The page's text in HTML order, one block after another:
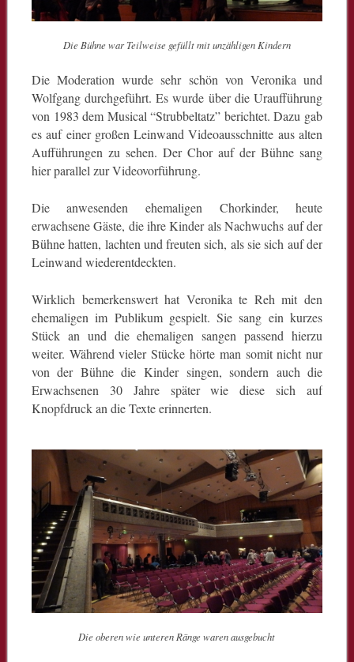
Die Bühne war Teilweise gefüllt mit unzähligen Kindern
Die Moderation wurde sehr schön von Veronika und
Wolfgang durchgeführt. Es wurde über die Uraufführung
von 1983 dem Musical “Strubbeltatz” berichtet. Dazu gab
es auf einer großen Leinwand Videoausschnitte aus alten
Aufführungen zu sehen. Der Chor auf der Bühne sang
hier parallel zur Videovorführung.
Die anwesenden ehemaligen Chorkinder, heute
erwachsene Gäste, die ihre Kinder als Nachwuchs auf der
Bühne hatten, lachten und freuten sich, als sie sich auf der
Leinwand wiederentdeckten.
Wirklich bemerkenswert hat Veronika te Reh mit den
ehemaligen im Publikum gespielt. Sie sang ein kurzes
Stück an und die ehemaligen sangen passend hierzu
weiter. Während vieler Stücke hörte man somit nicht nur
von der Bühne die Kinder singen, sondern auch die
Erwachsenen 30 Jahre später wie diese sich auf
Knopfdruck an die Texte erinnerten.
Die oberen wie unteren Ränge waren ausgebucht